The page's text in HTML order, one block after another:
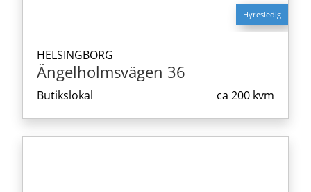
Hyresledig
HELSINGBORG
Ängelholmsvägen 36
Butikslokal ca 200 kvm